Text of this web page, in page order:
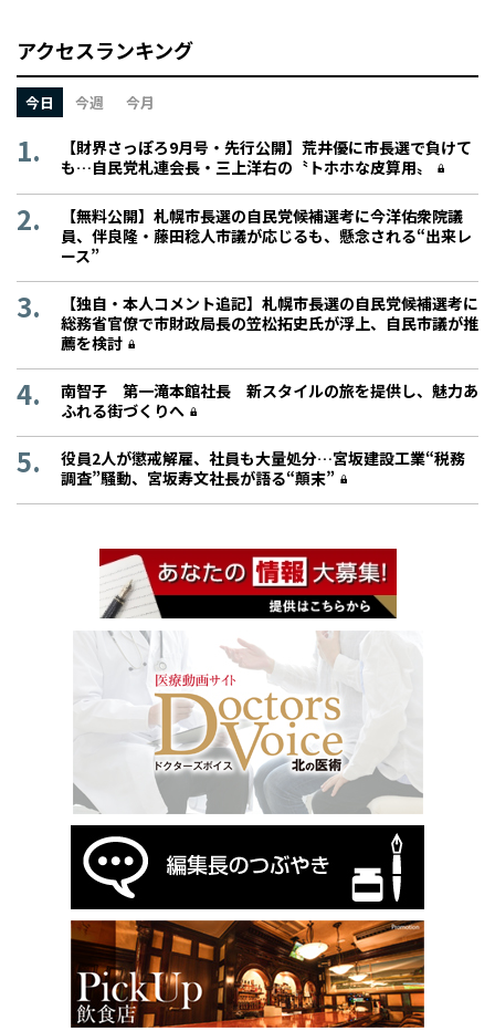
アクセスランキング
今日 今週 今月
【財界さっぽろ9月号・先行公開】荒井優に市長選で負けて
も…自民党札連会長・三上洋右の〝トホホな皮算用〟
【無料公開】札幌市長選の自民党候補選考に今洋佑衆院議
員、伴良隆・藤田稔人市議が応じるも、懸念される“出来レ
ース”
【独自・本人コメント追記】札幌市長選の自民党候補選考に
総務省官僚で市財政局長の笠松拓史氏が浮上、自民市議が推
薦を検討
南智子 第一滝本館社長 新スタイルの旅を提供し、魅力あ
ふれる街づくりへ
役員2人が懲戒解雇、社員も大量処分…宮坂建設工業“税務
調査”騒動、宮坂寿文社長が語る“顛末”